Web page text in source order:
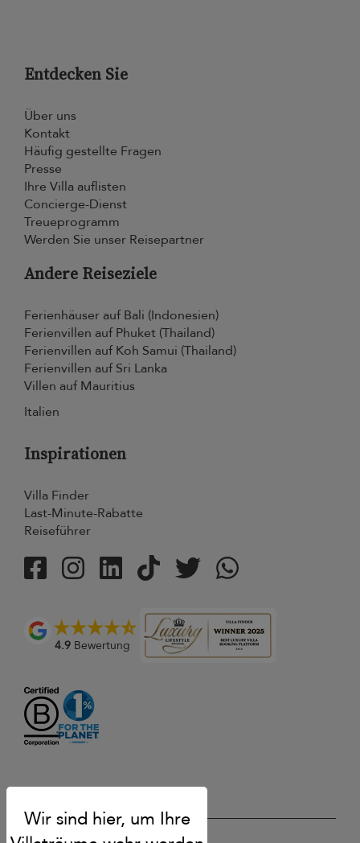
Entdecken Sie
Über uns
Kontakt
Häufig gestellte Fragen
Presse
Ihre Villa auflisten
Concierge-Dienst
Treueprogramm
Werden Sie unser Reisepartner
Andere Reiseziele
Ferienhäuser auf Bali (Indonesien)
Ferienvillen auf Phuket (Thailand)
Ferienvillen auf Koh Samui (Thailand)
Ferienvillen auf Sri Lanka
Villen auf Mauritius
Italien
Inspirationen
Villa Finder
Last-Minute-Rabatte
Reiseführer
4.9 Bewertung